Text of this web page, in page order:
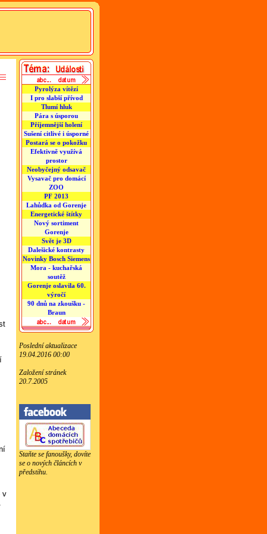
v
Pyrolýza vítězí
I pro slabší přívod
Tlumí hluk
Pára s úsporou
Příjemnější holení
Sušení citlivé i úsporné
Postará se o pokožku
Efektivně využívá
prostor
Neobyčejný odsavač
Vysavač pro domácí
ZOO
PF 2013
Lahůdka od Gorenje
Energetické štítky
Nový sortiment
Gorenje
Svět je 3D
Dalešické kontrasty
Novinky Bosch Siemens
Mora - kuchařská
soutěž
Gorenje oslavila 60.
výročí
90 dnů na zkoušku -
Braun
Poslední aktualizace
19.04.2016 00:00
Založení stránek
20.7.2005
Staňte se fanoušky, dovíte
se o nových článcích v
předstihu.